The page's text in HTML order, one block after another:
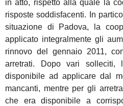
in atto, rispetto alla quale la
risposte soddisfacenti. In
situazione di Padova, la
applicato integralmente gli
rinnovo del gennaio 2011,
arretrati. Dopo vari solleciti,
disponibile ad applicare dal
mancanti, mentre per gli
che era disponibile a